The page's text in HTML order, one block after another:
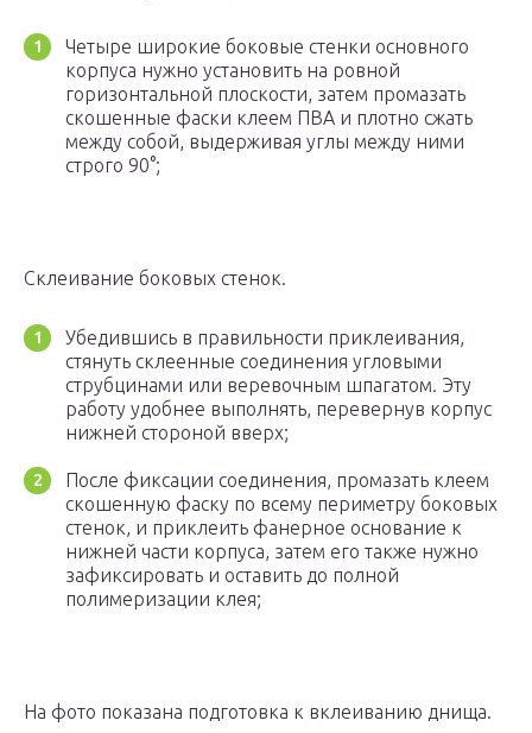
Четыре широкие боковые стенки основного
корпуса нужно установить на ровной
горизонтальной плоскости, затем промазать
скошенные фаски клеем ПВА и плотно сжать
между собой, выдерживая углы между ними
строго 90°;
Склеивание боковых стенок.
Убедившись в правильности приклеивания,
стянуть склеенные соединения угловыми
струбцинами или веревочным шпагатом. Эту
работу удобнее выполнять, перевернув корпус
нижней стороной вверх;
После фиксации соединения, промазать клеем
скошенную фаску по всему периметру боковых
стенок, и приклеить фанерное основание к
нижней части корпуса, затем его также нужно
зафиксировать и оставить до полной
полимеризации клея;
На фото показана подготовка к вклеиванию днища.